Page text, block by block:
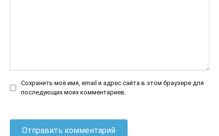
Сохранить моё имя, email и адрес сайта в этом браузере для
последующих моих комментариев.